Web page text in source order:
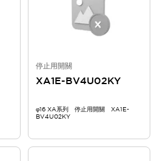
停止用開關
XA1E-BV4U02KY
φ16 XA系列 停止用開關 XA1E-
BV4U02KY